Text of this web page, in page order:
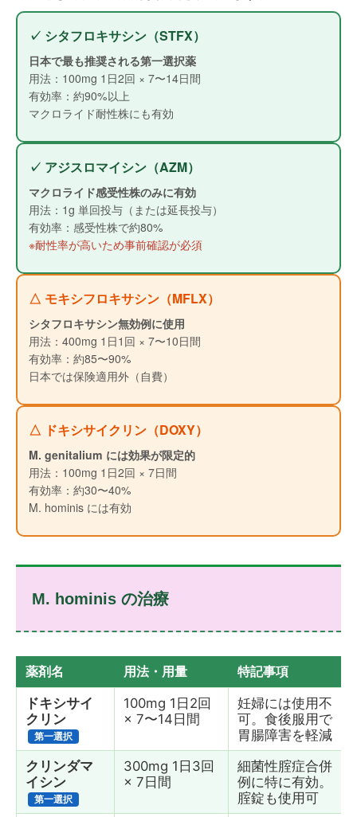
✓ シタフロキサシン（STFX）
日本で最も推奨される第一選択薬
用法：100mg 1日2回 × 7〜14日間
有効率：約90%以上
マクロライド耐性株にも有効
✓ アジスロマイシン（AZM）
マクロライド感受性株のみに有効
用法：1g 単回投与（または延長投与）
有効率：感受性株で約80%
※耐性率が高いため事前確認が必須
△ モキシフロキサシン（MFLX）
シタフロキサシン無効例に使用
用法：400mg 1日1回 × 7〜10日間
有効率：約85〜90%
日本では保険適用外（自費）
△ ドキシサイクリン（DOXY）
M. genitalium には効果が限定的
用法：100mg 1日2回 × 7日間
有効率：約30〜40%
M. hominis には有効
M. hominis の治療
薬剤名 用法・用量
特記事項
ドキシサイ
クリン
第一選択
100mg 1日2回
× 7〜14日間
妊婦には使用不
可。食後服用で
胃腸障害を軽減
クリンダマ
イシン
第一選択
300mg 1日3回
× 7日間
細菌性腟症合併
例に特に有効。
腟錠も使用可